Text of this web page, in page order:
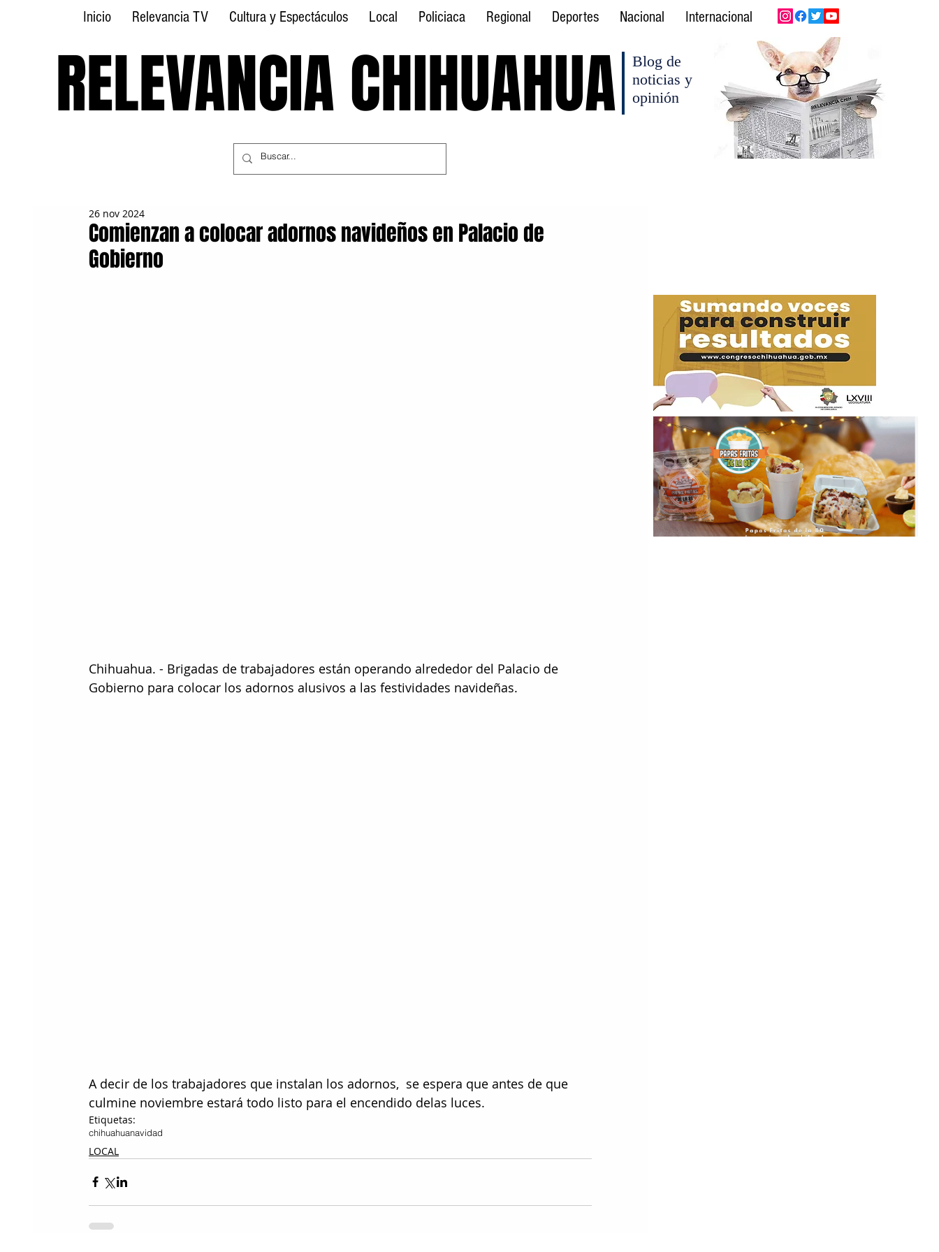
Inicio Relevancia TV Cultura y Espectáculos Local Policiaca Regional Deportes Nacional Internacional
RELEVANCIA CHIHUAHUA
RELEVANCIA CHIHUAHUA
Blog de
noticias y
opinión
Comienzan a colocar adornos navideños en Palacio de
Gobierno
26 nov 2024
Chihuahua. - Brigadas de trabajadores están operando alrededor del Palacio de
Gobierno para colocar los adornos alusivos a las festividades navideñas.
A decir de los trabajadores que instalan los adornos,  se espera que antes de que
culmine noviembre estará todo listo para el encendido delas luces.
Etiquetas:
chihuahuanavidad
LOCAL